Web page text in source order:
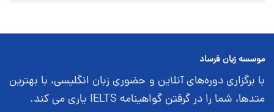
موسسه زبان فرساد
با برگزاری دوره‌های آنلاین و حضوری زبان انگلیسی، با بهترین
متدها، شما را در گرفتن گواهینامه IELTS یاری می کند.